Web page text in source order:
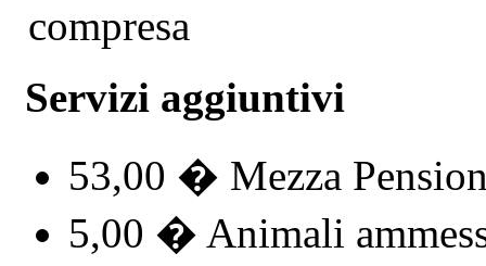
compresa
Servizi aggiuntivi
53,00 � Mezza
5,00 � Animali